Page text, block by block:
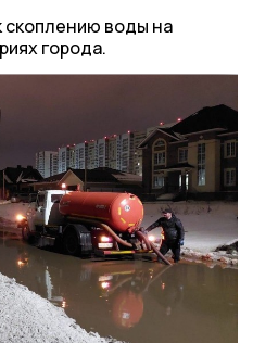
скоплению воды на
города.